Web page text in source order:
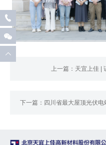
上一篇：天宜上佳 |


